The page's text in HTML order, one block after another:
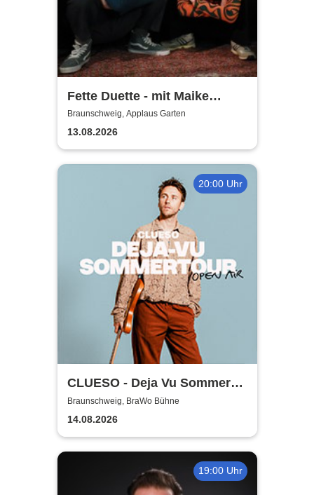
Fette Duette - mit Maike
Jacobs & Markus Schultze
Braunschweig, Applaus Garten
13.08.2026
20:00 Uhr
CLUESO - Deja Vu Sommer
Open Air
Braunschweig, BraWo Bühne
14.08.2026
19:00 Uhr